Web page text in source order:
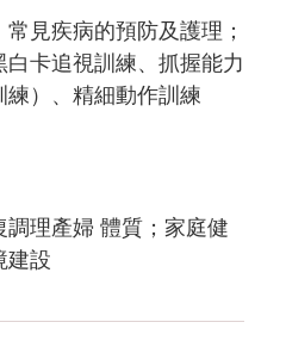
見疾病的預防及護理；
卡追視訓練、抓握能力
）、精細動作訓練
調理產婦 體質；家庭健
建設